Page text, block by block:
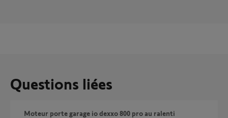
Questions liées
Moteur porte garage io dexxo 800 pro au ralenti